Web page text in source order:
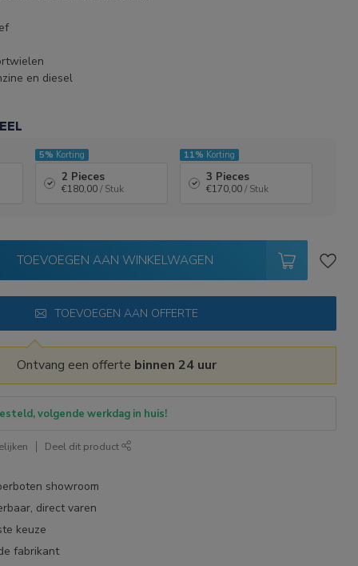
en diesel
5% Korting
2 Pieces
€180,00/ Stuk
11% Korting
3 Pieces
€170,00/ Stuk
TOEVOEGEN AAN WINKELWAGEN
TOEVOEGEN AAN OFFERTE
Ontvang een offerte binnen 24 uur
volgende werkdag in huis!
Deel dit product
showroom
direct varen
keuze
fabrikant